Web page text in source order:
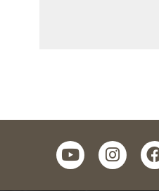
instagram
youtube